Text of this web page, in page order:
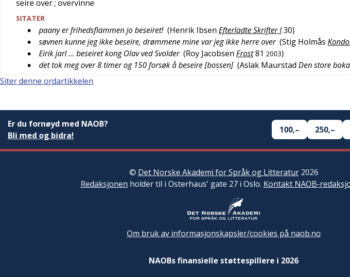
seire over; overvinne
SITATER
paany er frihedsflammen jo beseiret! (Henrik Ibsen Efterladte Skrifter I30)
søvnen kunne jeg ikke beseire, drømmene mine var jeg ikke herre over (Stig Holmås
Eirik jarl … beseiret kong Olav ved Svolder (Roy Jacobsen Frost81 2003)
det tok meg over 8 timer og 150 forsøk å beseire [bossen] (Aslak Maurstad Den store
Siter denne ordartikkelen
Er du fornøyd med NAOB?
Bli med og bidra!
100,– 250,–
© Det Norske Akademi for Språk og Litteratur2026
Redaksjonen holder til i Osterhaus' gate 27 i Oslo. Kontakt NAOB-
Om bruk av informasjonskapsler/cookies på naob.no
NAOBs finansielle støttespillere i 2026